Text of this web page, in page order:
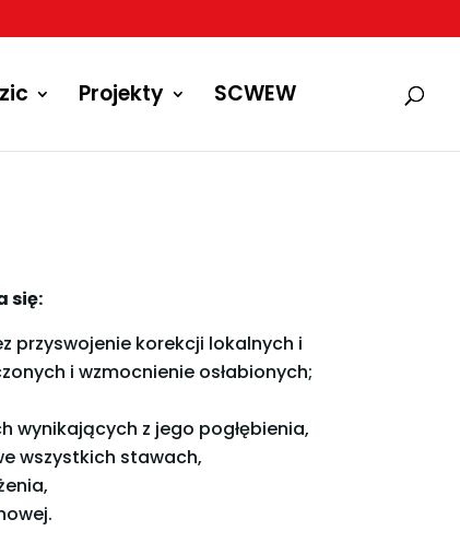
Projekty SCWEW
się:
przyswojenie korekcji lokalnych i
i wzmocnienie osłabionych;
wynikających z jego pogłębienia,
wszystkich stawach,